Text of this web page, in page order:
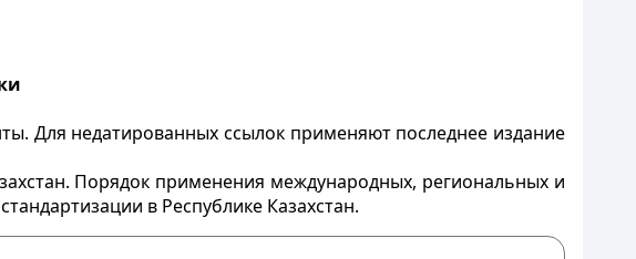
Для недатированных ссылок применяют последнее издание
Порядок применения международных, региональных и
в Республике Казахстан.